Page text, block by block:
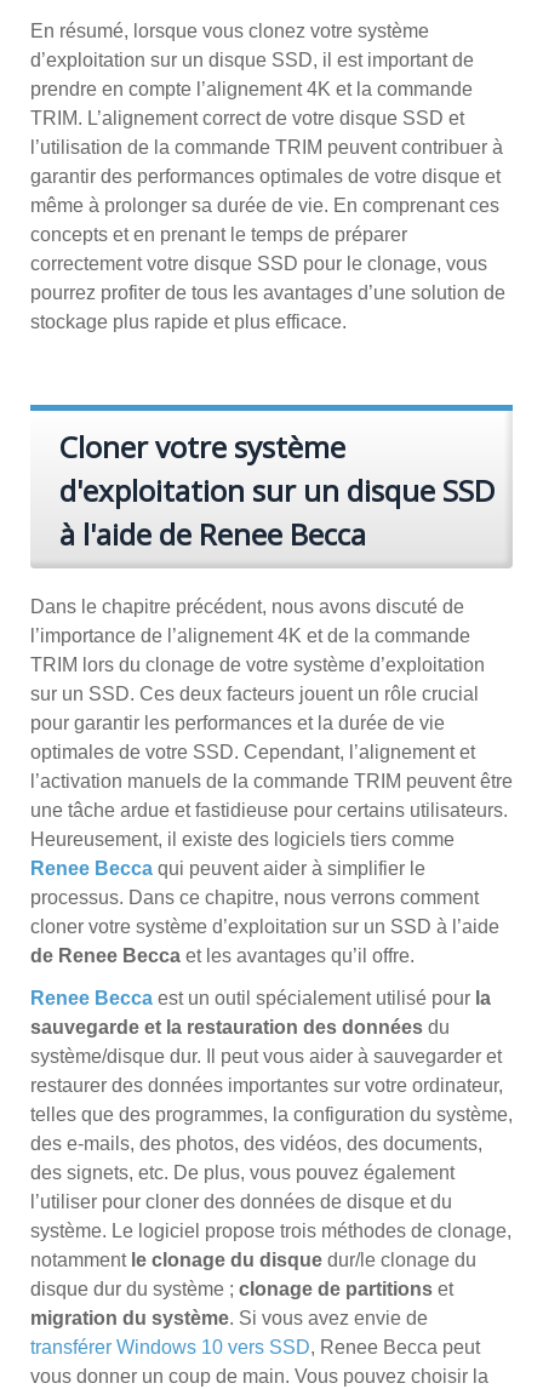
En résumé, lorsque vous clonez votre système
d’exploitation sur un disque SSD, il est important de
prendre en compte l’alignement 4K et la commande
TRIM. L’alignement correct de votre disque SSD et
l’utilisation de la commande TRIM peuvent contribuer à
garantir des performances optimales de votre disque et
même à prolonger sa durée de vie. En comprenant ces
concepts et en prenant le temps de préparer
correctement votre disque SSD pour le clonage, vous
pourrez profiter de tous les avantages d’une solution de
stockage plus rapide et plus efficace.
Cloner votre système
d'exploitation sur un disque SSD
à l'aide de Renee Becca
Dans le chapitre précédent, nous avons discuté de
l’importance de l’alignement 4K et de la commande
TRIM lors du clonage de votre système d’exploitation
sur un SSD. Ces deux facteurs jouent un rôle crucial
pour garantir les performances et la durée de vie
optimales de votre SSD. Cependant, l’alignement et
l’activation manuels de la commande TRIM peuvent être
une tâche ardue et fastidieuse pour certains utilisateurs.
Heureusement, il existe des logiciels tiers comme
Renee Becca qui peuvent aider à simplifier le
processus. Dans ce chapitre, nous verrons comment
cloner votre système d’exploitation sur un SSD à l’aide
de Renee Becca et les avantages qu’il offre.
Renee Becca est un outil spécialement utilisé pour la
sauvegarde et la restauration des données du
système/disque dur. Il peut vous aider à sauvegarder et
restaurer des données importantes sur votre ordinateur,
telles que des programmes, la configuration du système,
des e-mails, des photos, des vidéos, des documents,
des signets, etc. De plus, vous pouvez également
l’utiliser pour cloner des données de disque et du
système. Le logiciel propose trois méthodes de clonage,
notamment le clonage du disque dur/le clonage du
disque dur du système ; clonage de partitions et
migration du système. Si vous avez envie de
transférer Windows 10 vers SSD, Renee Becca peut
vous donner un coup de main. Vous pouvez choisir la